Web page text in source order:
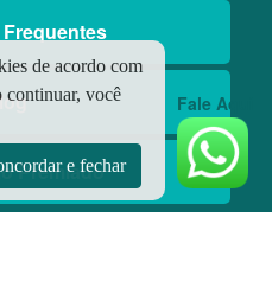
Fale Aqui
Premiado
de acordo com
continuar, você
e fechar